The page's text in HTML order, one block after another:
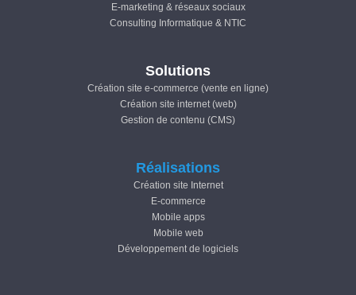
E-marketing & réseaux sociaux
Consulting Informatique & NTIC
Solutions
Création site e-commerce (vente en ligne)
Création site internet (web)
Gestion de contenu (CMS)
Réalisations
Création site Internet
E-commerce
Mobile apps
Mobile web
Développement de logiciels